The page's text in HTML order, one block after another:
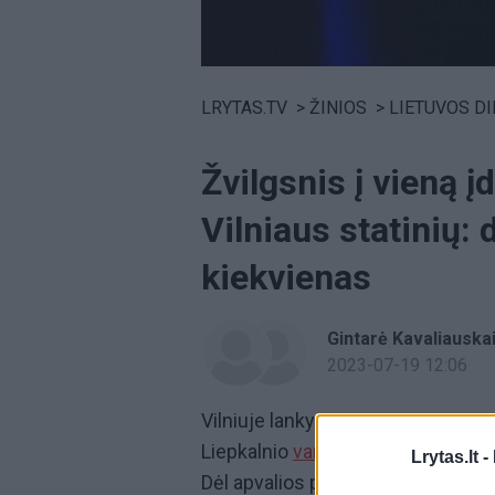
Lrytas.lt -
LRYTAS.TV > ŽINIOS > LIETUVOS
Žvilgsnis į vieną
Vilniaus statinių:
kiekvienas
Gintarė
2023-07-19 12:06
Vilniuje lankymui atveriamas
Liepkalniovandens saugykla.
Dėl apvalios pastato struktūros